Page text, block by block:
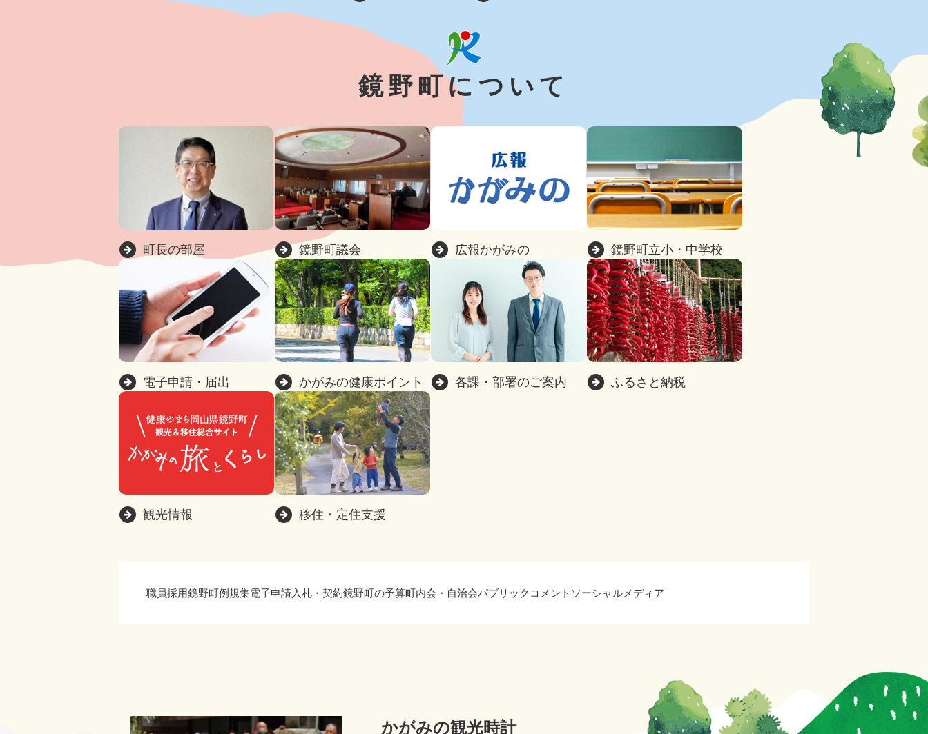
鏡野町について
町長の部屋 鏡野町議会 広報かがみの 鏡野町立小・中学校
電子申請・届出 かがみの健康ポイント 各課・部署のご案内 ふるさと納税
観光情報 移住・定住支援
職員採用鏡野町例規集電子申請入札・契約鏡野町の予算町内会・自治会パブリックコメント ソーシャルメディア
かがみの観光時計